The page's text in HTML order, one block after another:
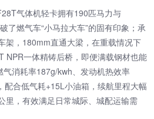
气体机轻卡拥有190匹马力与
了燃气车“小马拉大车”的固有印象；承
架，180mm直通大梁，在重载情况下
NPR一体精铸后桥，即便满载钢材也能
消耗率187g/kwh、发动机热效率
合低气耗+15L小油箱，续航里程大幅
里，有效满足日常城际、城配运输需